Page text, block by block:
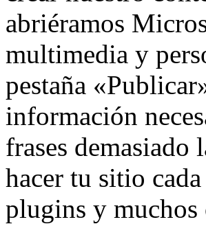
abriéramos
multimedia y
pestaña
información
frases demasiado
hacer tu sitio
plugins y muchos